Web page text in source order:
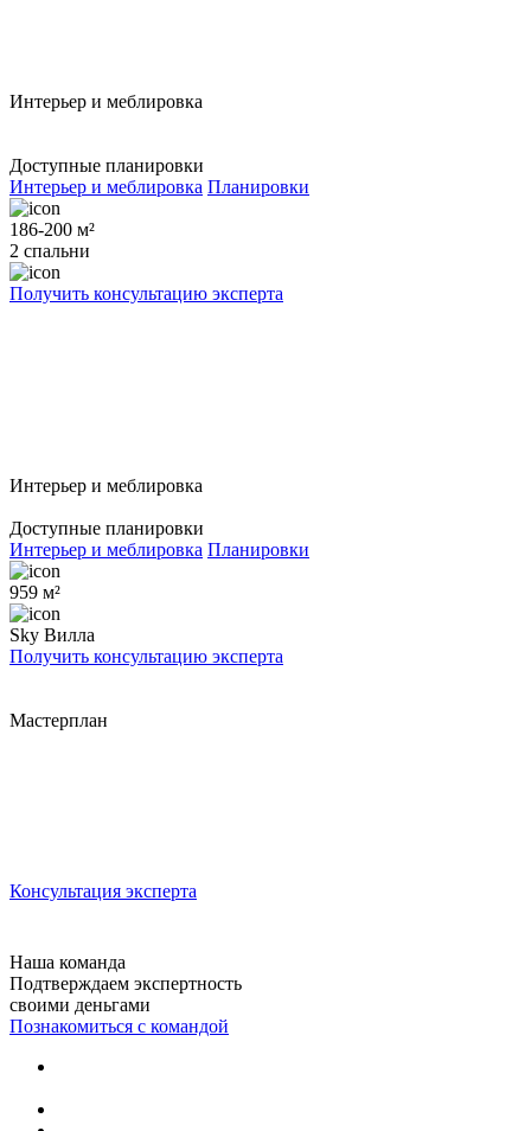
Интерьер и меблировка
Доступные планировки
Интерьер и меблировка Планировки
186-200 м²
2 спальни
Получить консультацию эксперта
Интерьер и меблировка
Доступные планировки
Интерьер и меблировка Планировки
959 м²
Sky Вилла
Получить консультацию эксперта
Мастерплан
Консультация эксперта
Наша команда
Подтверждаем экспертность
своими деньгами
Познакомиться с командой